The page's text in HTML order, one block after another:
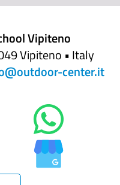
Vipiteno
Vipiteno • Italy
center.it